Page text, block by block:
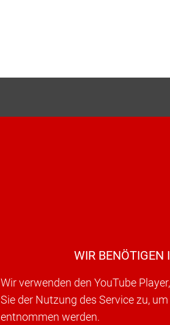
WIR BENÖTIGEN
Wir verwenden den YouTube
Sie der Nutzung des Service zu,
entnommen werden.